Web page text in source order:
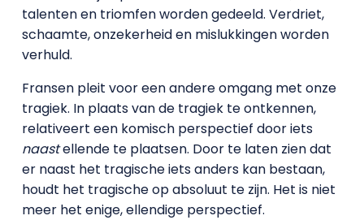
talenten en triomfen worden gedeeld. Verdriet,
schaamte, onzekerheid en mislukkingen worden
verhuld.
Fransen pleit voor een andere omgang met onze
tragiek. In plaats van de tragiek te ontkennen,
relativeert een komisch perspectief door iets
naastellende te plaatsen. Door te laten zien dat
er naast het tragische iets anders kan bestaan,
houdt het tragische op absoluut te zijn. Het is niet
meer het enige, ellendige perspectief.